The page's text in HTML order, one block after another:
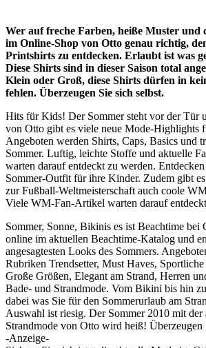
Wer auf freche Farben, heiße Muster und
im Online-Shop von Otto genau richtig,
Printshirts zu entdecken. Erlaubt ist was
Diese Shirts sind in dieser Saison total
Klein oder Groß, diese Shirts dürfen in
fehlen. Überzeugen Sie sich selbst.
Hits für Kids! Der Sommer steht vor der Tür
von Otto gibt es viele neue Mode-Highlights
Angeboten werden Shirts, Caps, Basics und
Sommer. Luftig, leichte Stoffe und aktuelle
warten darauf entdeckt zu werden.
Sommer-Outfit für ihre Kinder. Zudem gibt
zur Fußball-Weltmeisterschaft auch coole
Viele WM-Fan-Artikel warten darauf
Sommer, Sonne, Bikinis es ist Beachtime bei
online im aktuellen Beachtime-Katalog und
angesagtesten Looks des Sommers.
Rubriken Trendsetter, Must Haves,
Große Größen, Elegant am Strand, Herren
Bade- und Strandmode. Vom Bikini bis hin
dabei was Sie für den Sommerurlaub am
Auswahl ist riesig. Der Sommer 2010 mit der
Strandmode von Otto wird heiß! Überzeugen
-Anzeige-